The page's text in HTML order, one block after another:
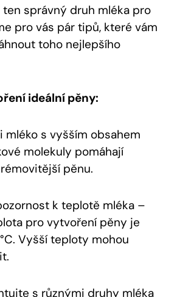
ten správný druh mléka pro
pro vás pár tipů, které vám
toho nejlepšího
ideální pěny:
mléko s vyšším obsahem
molekuly pomáhají
pěnu.
k teplotě mléka –
pro vytvoření pěny je
Vyšší teploty mohou
s různými druhy mléka